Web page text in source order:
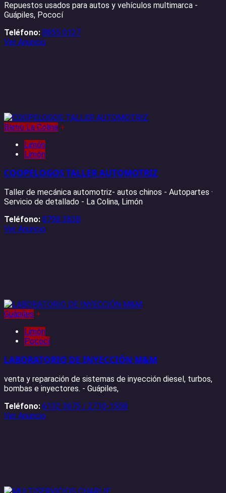
Repuestos usados para autos y vehículos multimarca -
Guápiles, Pococí
Teléfono: 8855 0127
Ver Anuncio
Barrio La Colina +
Limón
Limón
COOPELOGOS TALLER AUTOMOTRIZ
Taller de mecánica automotriz- autos chinos - Autopartes ·
Servicio de detallado - La Colina, Limón
Teléfono: 8798 3838
Ver Anuncio
Guápiles +
Limón
Pococí
LABORATORIO DE INYECCIÓN M&M
venta y reparación de sistemas de inyección diesel, turbos,
bombas e inyectores. - Guápiles,
Teléfono: 6132 3675 / 2710-1558
Ver Anuncio